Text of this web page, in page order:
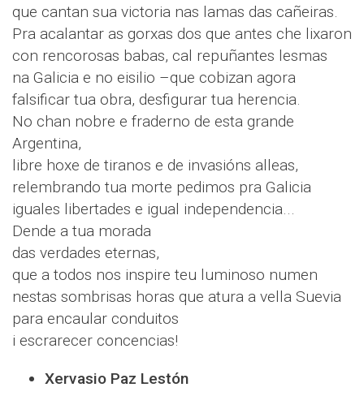
que cantan sua victoria nas lamas das cañeiras.
Pra acalantar as gorxas dos que antes che lixaron
con rencorosas babas, cal repuñantes lesmas
na Galicia e no eisilio –que cobizan agora
falsificar tua obra, desfigurar tua herencia.
No chan nobre e fraderno de esta grande
Argentina,
libre hoxe de tiranos e de invasións alleas,
relembrando tua morte pedimos pra Galicia
iguales libertades e igual independencia...
Dende a tua morada
das verdades eternas,
que a todos nos inspire teu luminoso numen
nestas sombrisas horas que atura a vella Suevia
para encaular conduitos
i escrarecer concencias!
Xervasio Paz Lestón